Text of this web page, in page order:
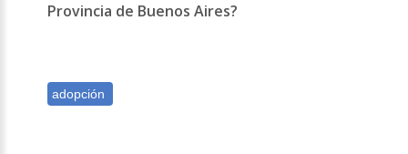
Provincia de Buenos Aires?